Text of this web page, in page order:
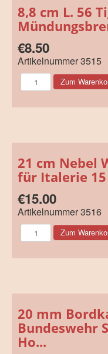
8,8 cm L. 56
€8.50
Artikelnummer3515
21 cm Nebel
für Italerie 15
€15.00
Artikelnummer3516
20 mm
Bundeswehr
Ho...